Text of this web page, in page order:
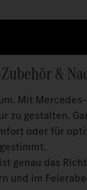
&
Mit
zu gestalten.
oder für
genau das
und im